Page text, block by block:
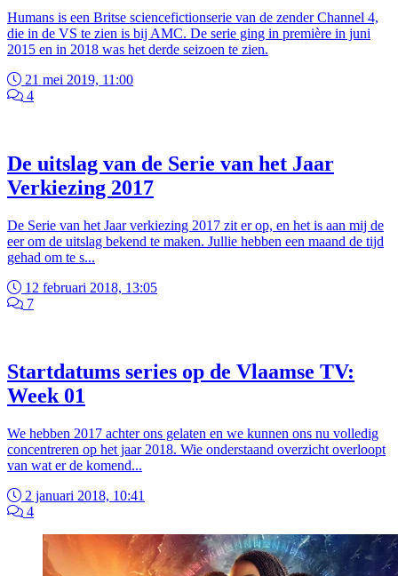
Humans is een Britse sciencefictionserie van de zender Channel 4,
die in de VS te zien is bij AMC. De serie ging in première in juni
2015 en in 2018 was het derde seizoen te zien.
21 mei 2019, 11:00
4
De uitslag van de Serie van het Jaar
Verkiezing 2017
De Serie van het Jaar verkiezing 2017 zit er op, en het is aan mij de
eer om de uitslag bekend te maken. Jullie hebben een maand de tijd
gehad om te s...
12 februari 2018, 13:05
7
Startdatums series op de Vlaamse TV:
Week 01
We hebben 2017 achter ons gelaten en we kunnen ons nu volledig
concentreren op het jaar 2018. Wie onderstaand overzicht overloopt
van wat er de komend...
2 januari 2018, 10:41
4